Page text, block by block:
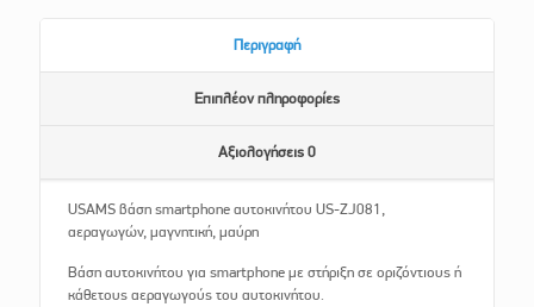
Περιγραφή
Επιπλέον πληροφορίες
Αξιολογήσεις 0
USAMS βάση smartphone αυτοκινήτου US-ZJ081,
αεραγωγών, μαγνητική, μαύρη
Βάση αυτοκινήτου για smartphone με στήριξη σε οριζόντιους ή
κάθετους αεραγωγούς του αυτοκινήτου.